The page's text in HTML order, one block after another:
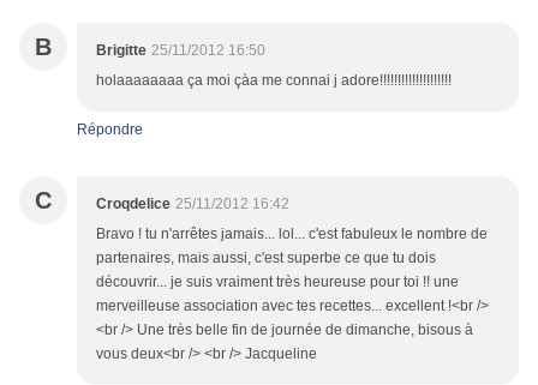
B Brigitte 25/11/2012 16:50
holaaaaaaaa ça moi çàa me connai j adore!!!!!!!!!!!!!!!!!!!!
Répondre
C Croqdelice 25/11/2012 16:42
Bravo ! tu n'arrêtes jamais... lol... c'est fabuleux le nombre de
partenaires, mais aussi, c'est superbe ce que tu dois
découvrir... je suis vraiment très heureuse pour toi !! une
merveilleuse association avec tes recettes... excellent !<br />
<br /> Une très belle fin de journée de dimanche, bisous à
vous deux<br /> <br /> Jacqueline